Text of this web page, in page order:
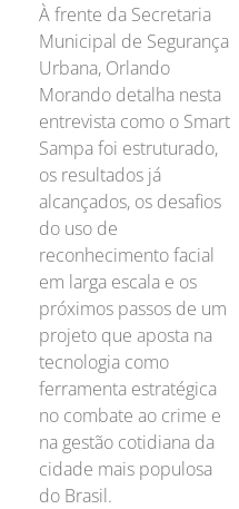
À frente da Secretaria
Municipal de Segurança
Urbana, Orlando
Morando detalha nesta
entrevista como o Smart
Sampa foi estruturado,
os resultados já
alcançados, os desafios
do uso de
reconhecimento facial
em larga escala e os
próximos passos de um
projeto que aposta na
tecnologia como
ferramenta estratégica
no combate ao crime e
na gestão cotidiana da
cidade mais populosa
do Brasil.